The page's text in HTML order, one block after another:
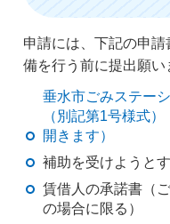
申請には、下記の申
備を行う前に提出願い
垂水市ごみステー
（別記第1号様式
開きます）
補助を受けようと
賃借人の承諾書（
の場合に限る）